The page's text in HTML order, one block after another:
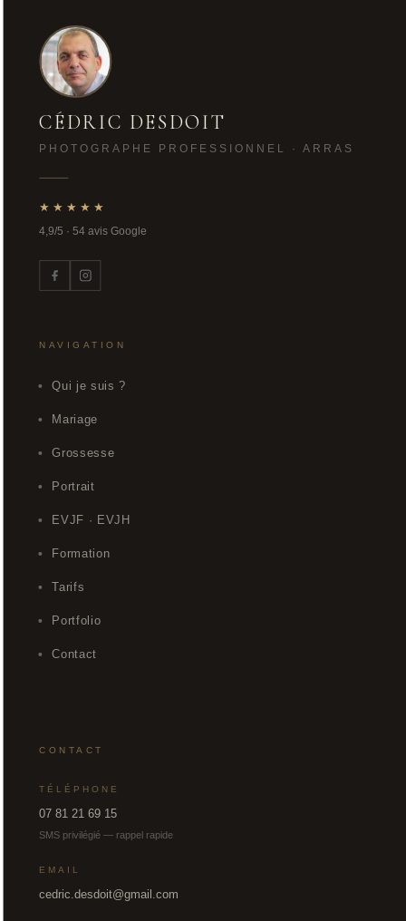
CÉDRIC DESDOIT
PHOTOGRAPHE PROFESSIONNEL · ARRAS
★★★★★
4,9/5 · 54 avis Google
NAVIGATION
Qui je suis ?
Mariage
Grossesse
Portrait
EVJF · EVJH
Formation
Tarifs
Portfolio
Contact
CONTACT
TÉLÉPHONE
07 81 21 69 15
SMS privilégié — rappel rapide
EMAIL
cedric.desdoit@gmail.com